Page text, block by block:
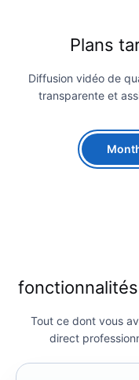
Plans
Diffusion vidéo de
transparente et
Tout ce dont vous
direct